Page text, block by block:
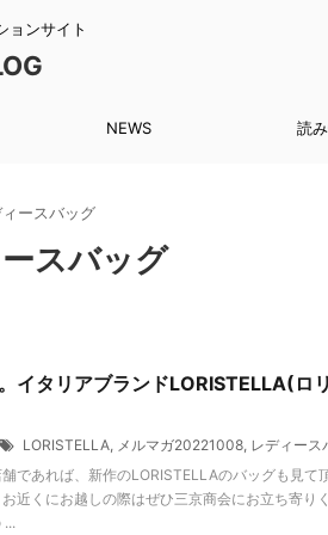
ョンサイト
NEWS 読
ィースバッグ
スバッグ
イタリアブランドLORISTELLA(ロ
LORISTELLA, メルマガ20221008, レディース
であれば、新作のLORISTELLAのバッグも見て
近くにお越しの際はぜひ三京商会にお立ち寄り
...